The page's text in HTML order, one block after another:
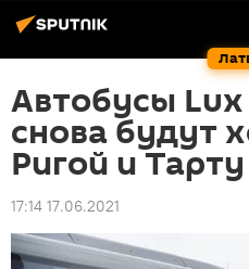
Автобусы
снова будут
Ригой и Тарту
17:14 17.06.2021